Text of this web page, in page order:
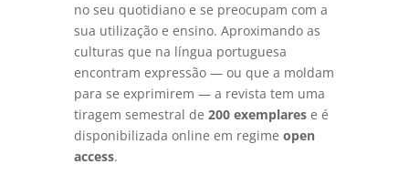
no seu quotidiano e se preocupam com a
sua utilização e ensino. Aproximando as
culturas que na língua portuguesa
encontram expressão — ou que a moldam
para se exprimirem — a revista tem uma
tiragem semestral de 200 exemplarese é
disponibilizada online em regime open
access.